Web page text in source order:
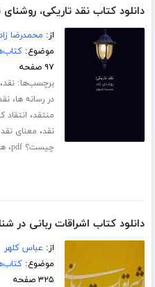
دانلود کتاب نقد تاریکی، روشنای
از: محمدرضا
موضوع:
۹۷ صفحه
برچسب‌ها:نقد
در رسانه ها،
منتقد، انتقاد
نقد، معنای
چیست؟ pdf
،
دانلود کتاب اشراقات ربانی در
از: عباس کلهر
موضوع:
۳۲۵ صفحه